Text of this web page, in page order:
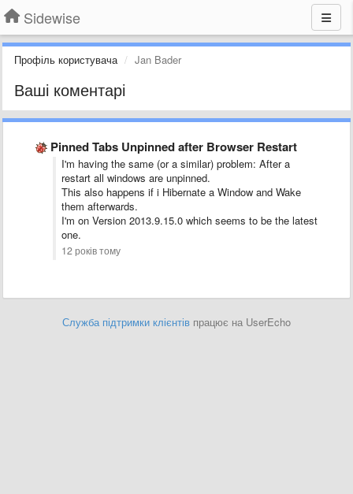
Sidewise
Профіль користувача Jan Bader
Ваші коментарі
Pinned Tabs Unpinned after Browser Restart
I'm having the same (or a similar) problem: After a
restart all windows are unpinned.
This also happens if i Hibernate a Window and Wake
them afterwards.
I'm on Version 2013.9.15.0 which seems to be the latest
one.
12 років тому
Служба підтримки клієнтів працює на UserEcho